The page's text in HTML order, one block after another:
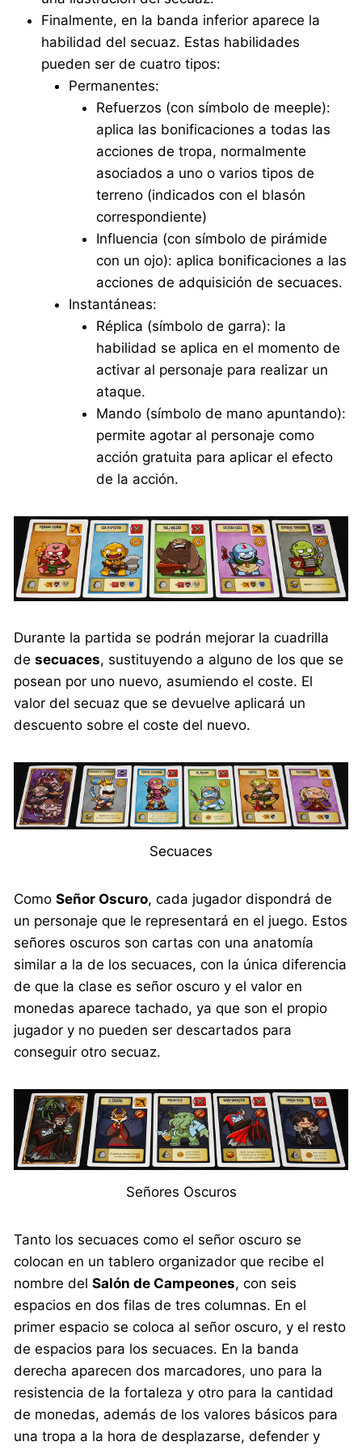
Finalmente, en la banda inferior aparece la
habilidad del secuaz. Estas habilidades
pueden ser de cuatro tipos:
Permanentes:
Refuerzos (con símbolo de meeple):
aplica las bonificaciones a todas las
acciones de tropa, normalmente
asociados a uno o varios tipos de
terreno (indicados con el blasón
correspondiente)
Influencia (con símbolo de pirámide
con un ojo): aplica bonificaciones a las
acciones de adquisición de secuaces.
Instantáneas:
Réplica (símbolo de garra): la
habilidad se aplica en el momento de
activar al personaje para realizar un
ataque.
Mando (símbolo de mano apuntando):
permite agotar al personaje como
acción gratuita para aplicar el efecto
de la acción.
Durante la partida se podrán mejorar la cuadrilla
desecuaces, sustituyendo a alguno de los que se
posean por uno nuevo, asumiendo el coste. El
valor del secuaz que se devuelve aplicará un
descuento sobre el coste del nuevo.
Secuaces
ComoSeñor Oscuro, cada jugador dispondrá de
un personaje que le representará en el juego. Estos
señores oscuros son cartas con una anatomía
similar a la de los secuaces, con la única diferencia
de que la clase es señor oscuro y el valor en
monedas aparece tachado, ya que son el propio
jugador y no pueden ser descartados para
conseguir otro secuaz.
Señores Oscuros
Tanto los secuaces como el señor oscuro se
colocan en un tablero organizador que recibe el
nombre delSalón de Campeones, con seis
espacios en dos filas de tres columnas. En el
primer espacio se coloca al señor oscuro, y el resto
de espacios para los secuaces. En la banda
derecha aparecen dos marcadores, uno para la
resistencia de la fortaleza y otro para la cantidad
de monedas, además de los valores básicos para
una tropa a la hora de desplazarse, defender y